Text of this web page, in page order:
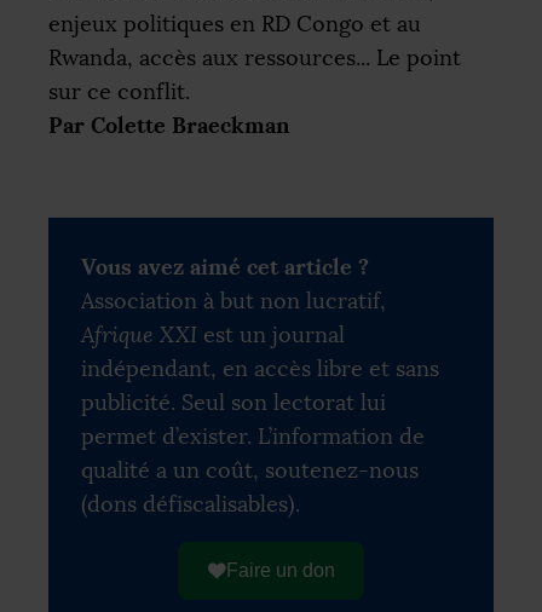
enjeux politiques en RD Congo et au
Rwanda, accès aux ressources... Le point
sur ce conflit.
Par Colette Braeckman
Vous avez aimé cet article ?
Association à but non lucratif,
Afrique XXI est un journal
indépendant, en accès libre et sans
publicité. Seul son lectorat lui
permet d’exister. L’information de
qualité a un coût, soutenez-nous
(dons défiscalisables).
Faire un don